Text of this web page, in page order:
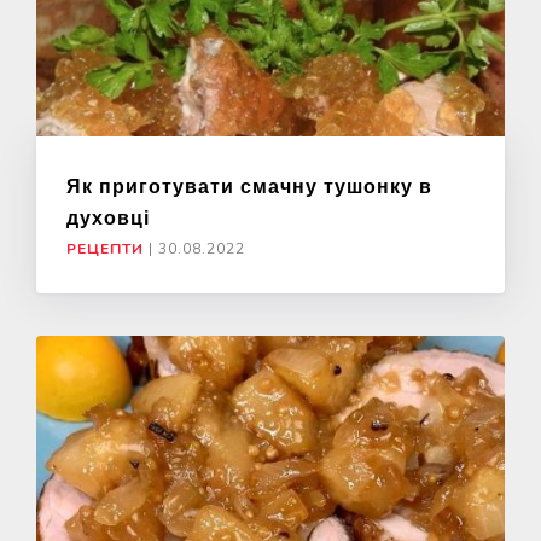
Як приготувати смачну тушонку в
духовці
РЕЦЕПТИ | 30.08.2022